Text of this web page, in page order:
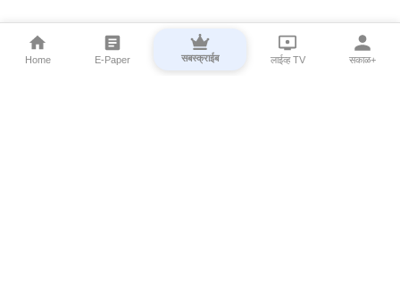
Home E-Paper सबस्क्राईब लाईव्ह TV सकाळ+